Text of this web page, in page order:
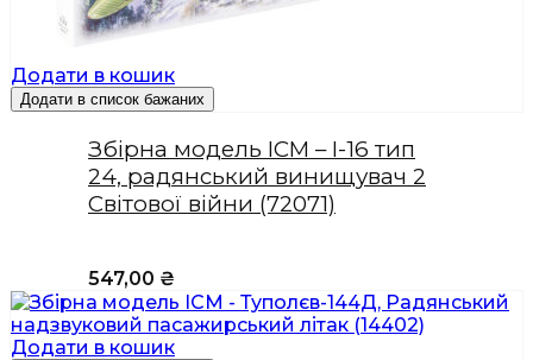
Додати в кошик
Додати в список бажаних
Збірна модель ICM – І-16 тип
24, радянський винищувач 2
Світової війни (72071)
547,00 ₴
Додати в кошик